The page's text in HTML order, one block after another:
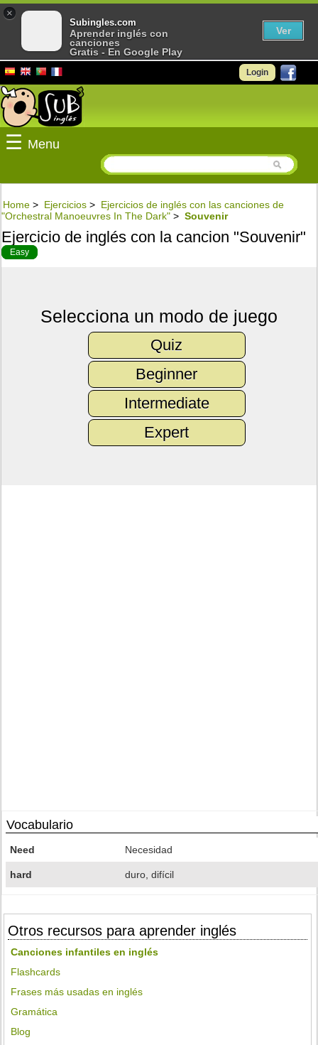
Login
☰ Menu
Home > Ejercicios > Ejercicios de inglés con las canciones de
"Orchestral Manoeuvres In The Dark" > Souvenir
Ejercicio de inglés con la cancion "Souvenir"
Easy
Selecciona un modo de juego
Quiz
Beginner
Intermediate
Expert
Vocabulario
Need Necesidad
hard duro, difícil
Otros recursos para aprender inglés
Canciones infantiles en inglés
Flashcards
Frases más usadas en inglés
Gramática
Blog
×
Subingles.com
Aprender inglés con
canciones
Gratis - En Google Play
Ver